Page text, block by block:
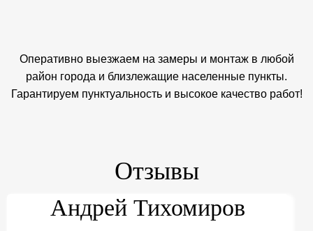
Оперативно выезжаем на замеры и монтаж в любой
район города и близлежащие населенные пункты.
Гарантируем пунктуальность и высокое качество работ!
Отзывы
Андрей Тихомиров